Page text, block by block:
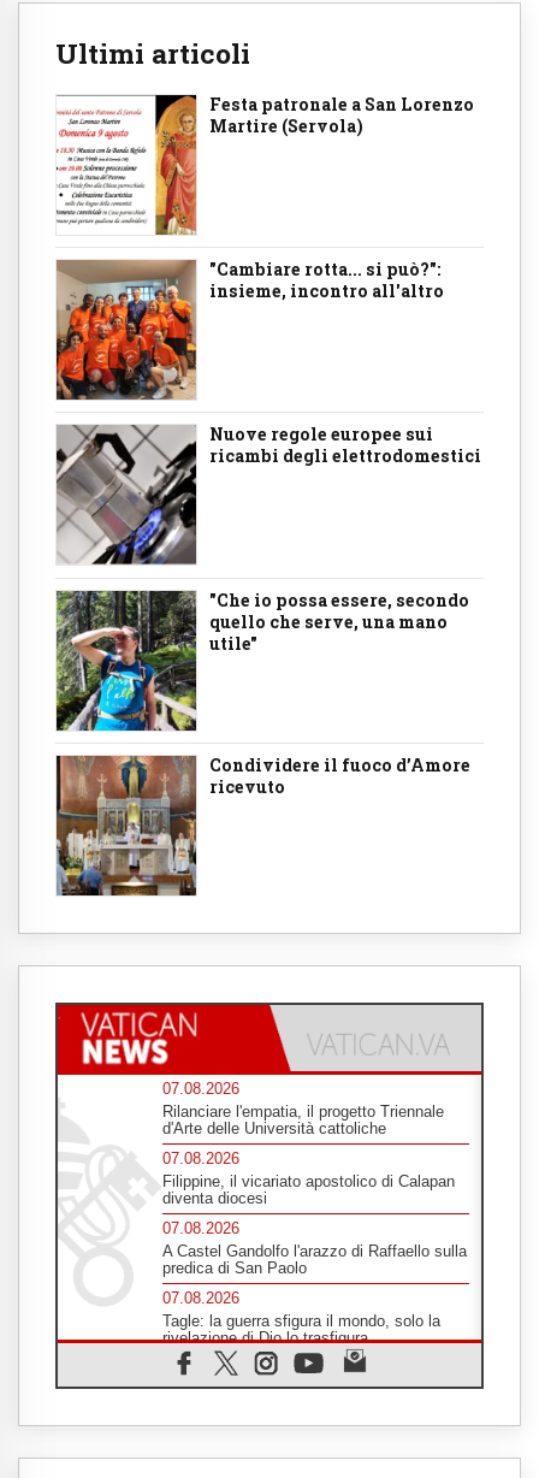
Ultimi articoli
Festa patronale a San Lorenzo
Martire (Servola)
"Cambiare rotta... si può?":
insieme, incontro all'altro
Nuove regole europee sui
ricambi degli elettrodomestici
"Che io possa essere, secondo
quello che serve, una mano
utile"
Condividere il fuoco d’Amore
ricevuto
07.08.2026
Rilanciare l'empatia, il progetto Triennale
d'Arte delle Università cattoliche
07.08.2026
Filippine, il vicariato apostolico di Calapan
diventa diocesi
07.08.2026
A Castel Gandolfo l'arazzo di Raffaello sulla
predica di San Paolo
07.08.2026
Tagle: la guerra sfigura il mondo, solo la
rivelazione di Dio lo trasfigura
07.08.2026
Il Papa in Francia, quattro giorni intensi tra
SIGNIS 2026, dare voce alle religiose